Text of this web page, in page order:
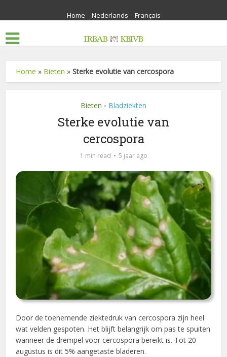
Home Nederlands Français
Home » Bieten »Sterke evolutie van cercospora
Bieten • Bladziekten
Sterke evolutie van
cercospora
1 min read 5 jaar ago
Door de toenemende ziektedruk van cercospora zijn heel
wat velden gespoten. Het blijft belangrijk om pas te spuiten
wanneer de drempel voor cercospora bereikt is. Tot 20
augustus is dit 5% aangetaste bladeren.